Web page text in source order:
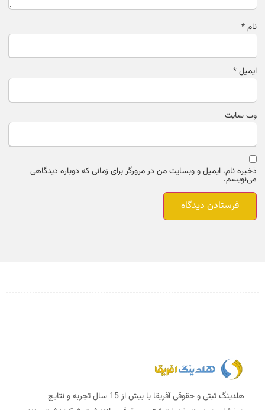
نام*
ایمیل*
وب‌ سایت
ذخیره نام، ایمیل و وبسایت من در مرورگر برای زمانی که دوباره دیدگاهی
می‌نویسم.
هلدینگ ثبتی و حقوقی آفریقا با بیش از 15 سال تجربه و نتایج